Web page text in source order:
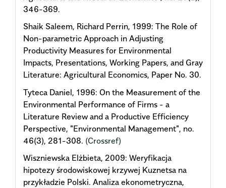
346-369.
Shaik Saleem, Richard Perrin, 1999: The Role of
Non-parametric Approach in Adjusting
Productivity Measures for Environmental
Impacts, Presentations, Working Papers, and Gray
Literature: Agricultural Economics, Paper No. 30.
Tyteca Daniel, 1996: On the Measurement of the
Environmental Performance of Firms - a
Literature Review and a Productive Efficiency
Perspective, "Environmental Management", no.
46(3), 281-308. (Crossref)
Wiszniewska Elżbieta, 2009: Weryfikacja
hipotezy środowiskowej krzywej Kuznetsa na
przykładzie Polski. Analiza ekonometryczna,